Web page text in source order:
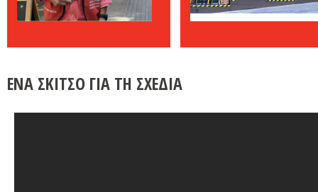
ΕΝΑ ΣΚΙΤΣΟ ΓΙΑ ΤΗ ΣΧΕΔΙΑ